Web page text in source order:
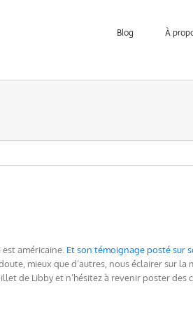
Blog À
américaine. Et son témoignage posté sur
mieux que d’autres, nous éclairer sur
de Libby et n’hésitez à revenir poster des